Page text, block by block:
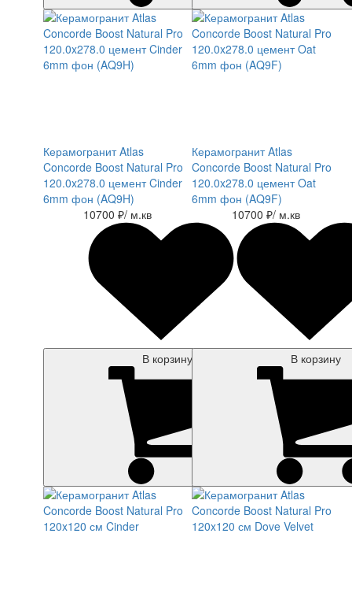
Керамогранит Atlas
Concorde Boost Natural Pro
120.0x278.0 цемент Cinder
6mm фон (AQ9H)
10700 ₽/ м.кв
В корзину
Керамогранит Atlas
Concorde Boost Natural Pro
120.0x278.0 цемент Oat
6mm фон (AQ9F)
10700 ₽/ м.кв
В корзину